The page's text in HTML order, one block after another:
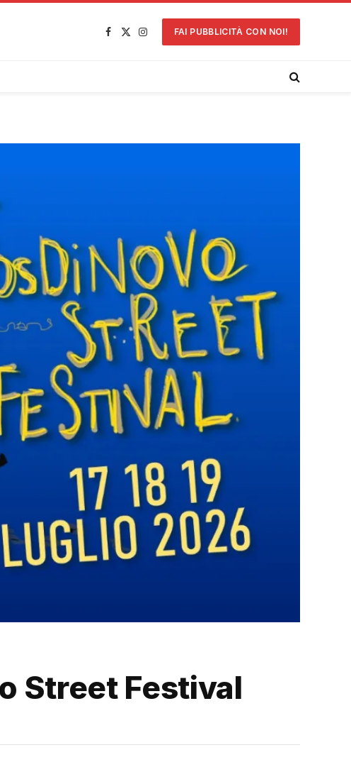
Facebook
X
Instagram
FAI PUBBLICITÀ CON NOI!
Street Festival